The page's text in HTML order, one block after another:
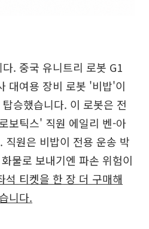
. 중국 유니트리 로봇 G1
대여용 장비 로봇 '비밥'이
승했습니다. 이 로봇은 전
보틱스' 직원 에일리 벤-아
직원은 비밥이 전용 운송 박
물로 보내기엔 파손 위험이
석 티켓을 한 장 더 구매해
니다.